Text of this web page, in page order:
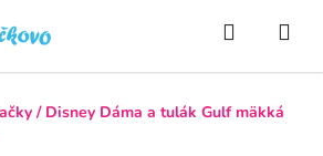
Hľadať
/ Disney Dáma a tulák Gulf mäkká